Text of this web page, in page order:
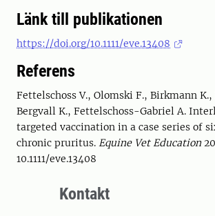
Länk till publikationen
https://doi.org/10.1111/eve.13408
Referens
Fettelschoss V., Olomski F., Birkmann
Bergvall K., Fettelschoss-Gabriel A.
targeted vaccination in a case series of
chronic pruritus. Equine Vet Education
10.1111/eve.13408
Kontakt